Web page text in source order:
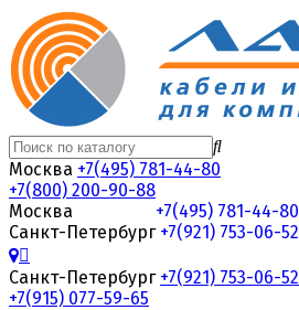
Москва +7(495) 781-44-80
+7(800) 200-90-88
Москва
+7(495) 781-44-80
Санкт-Петербург +7(921) 753-06-52
Санкт-Петербург +7(921) 753-06-52
+7(915) 077-59-65